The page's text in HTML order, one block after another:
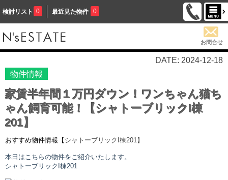
検討リスト 0 最近見た物件 0
お問合せ
DATE: 2024-12-18
物件情報
家賃半年間１万円ダウン！ワンちゃん猫ち
ゃん飼育可能！【シャトーブリックI棟
201】
おすすめ物件情報【 シャトーブリックI棟201】
本日はこちらの物件をご紹介いたします。
シャトーブリックI棟201